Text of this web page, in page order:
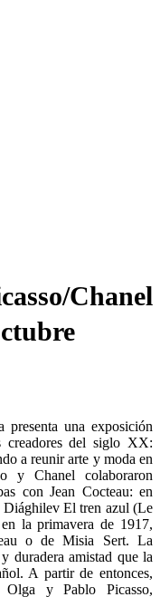
Chanel
presenta una exposición
creadores del siglo XX:
a reunir arte y moda en
y Chanel colaboraron
con Jean Cocteau: en
Diághilev El tren azul (Le
la primavera de 1917,
o de Misia Sert. La
duradera amistad que la
A partir de entonces,
Olga y Pablo Picasso,